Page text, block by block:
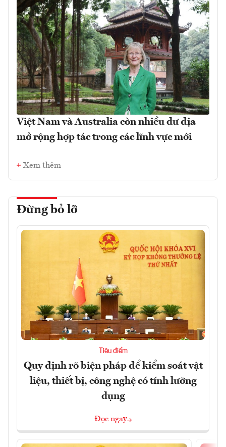
Việt Nam và Australia còn nhiều dư địa
mở rộng hợp tác trong các lĩnh vực mới
Xem thêm
Đừng bỏ lỡ
Tiêu điểm
Quy định rõ biện pháp để kiểm soát vật
liệu, thiết bị, công nghệ có tính lưỡng
dụng
Đọc ngay